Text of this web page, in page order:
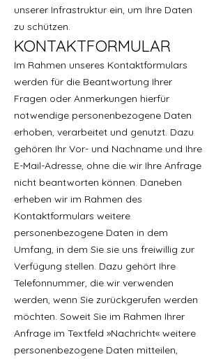
unserer Infrastruktur ein, um Ihre Daten
zu schützen.
KONTAKTFORMULAR
Im Rahmen unseres Kontaktformulars
werden für die Beantwortung Ihrer
Fragen oder Anmerkungen hierfür
notwendige personenbezogene Daten
erhoben, verarbeitet und genutzt. Dazu
gehören Ihr Vor- und Nachname und Ihre
E-Mail-Adresse, ohne die wir Ihre Anfrage
nicht beantworten können. Daneben
erheben wir im Rahmen des
Kontaktformulars weitere
personenbezogene Daten in dem
Umfang, in dem Sie sie uns freiwillig zur
Verfügung stellen. Dazu gehört Ihre
Telefonnummer, die wir verwenden
werden, wenn Sie zurückgerufen werden
möchten. Soweit Sie im Rahmen Ihrer
Anfrage im Textfeld »Nachricht« weitere
personenbezogene Daten mitteilen,